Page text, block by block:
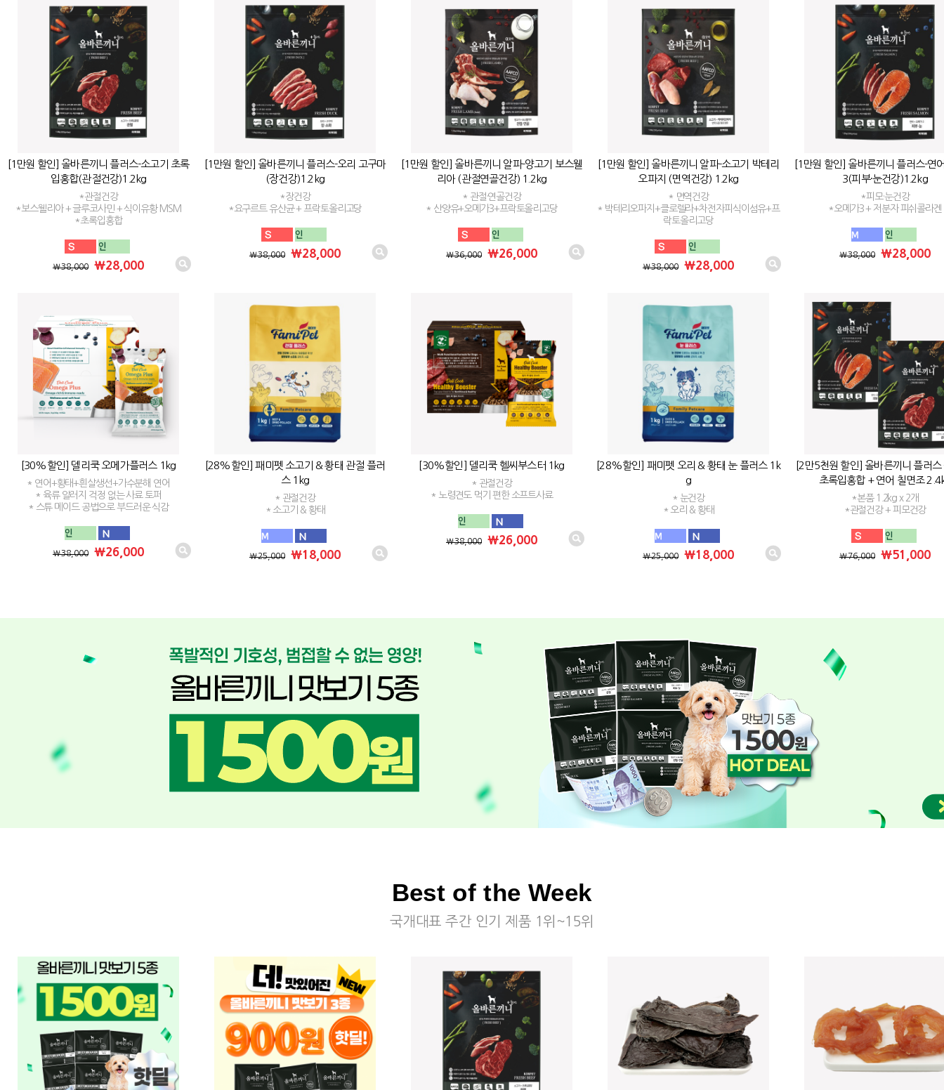
[1만원 할인] 올바른끼니 플러스-소고기 초록
입홍합(관절건강)1.2kg
*관절건강
*보스웰리아 + 글루코사민 + 식이유황 MSM
*초록입홍합
₩38,000 ₩28,000
[1만원 할인] 올바른끼니 플러스-오리 고구마
(장건강)1.2kg
*장건강
*요구르트 유산균 + 프락토올리고당
₩38,000 ₩28,000
[1만원 할인] 올바른끼니 알파-양고기 보스웰
리아 (관절연골건강) 1.2kg
* 관절·연골건강
* 산양유+오메가3+프락토올리고당
₩36,000 ₩26,000
[1만원 할인] 올바른끼니 알파-소고기 박테리
오파지 (면역건강) 1.2kg
* 면역건강
* 박테리오파지+클로렐라+차전자피식이섬유+프
락토올리고당
₩38,000 ₩28,000
[1만원 할인] 올바른끼니 플러스-연
3(피부·눈건강)1.2kg
*피모·눈건강
*오메가3 + 저분자 피쉬콜라겐
₩38,000 ₩28,000
[30%할인] 델리쿡 오메가플러스 1kg
* 연어+황태+흰살생선+가수분해 연어
* 육류 알러지 걱정 없는 사료 토퍼
* 스튜 메이드 공법으로 부드러운 식감
₩38,000 ₩26,000
[28%할인] 패미펫 소고기 & 황태 관절 플러
스 1kg
* 관절건강
* 소고기 & 황태
₩25,000 ₩18,000
[30%할인] 델리쿡 헬씨부스터 1kg
* 관절건강
* 노령견도 먹기 편한 소프트사료
₩38,000 ₩26,000
[28%할인] 패미펫 오리 & 황태 눈 플러스 1k
g
* 눈건강
* 오리 & 황태
₩25,000 ₩18,000
[2만5천원 할인] 올바른끼니 플러스
초록입홍합 + 연어 칠면조
*본품 1.2kg x 2개
*관절건강 + 피모건강
₩76,000 ₩51,000
Best of the Week
국개대표 주간 인기 제품 1위~15위